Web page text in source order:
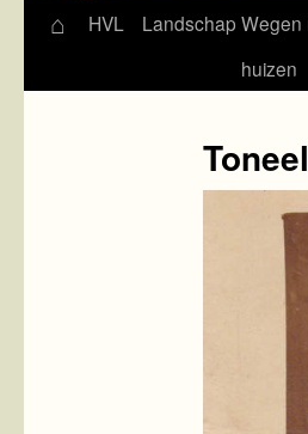
Skip
⌂ HVL Landschap Wegen
huizen
Toneel